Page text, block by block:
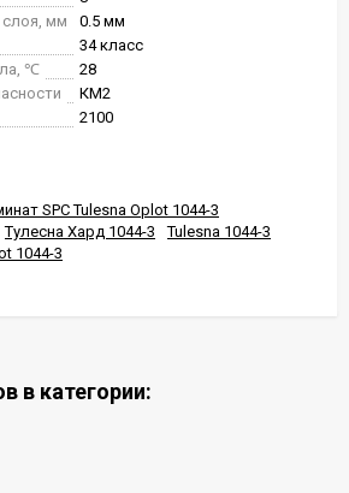
мм
0.5 мм
34 класс
℃
28
КМ2
2100
SPC Tulesna Oplot 1044-3
Тулесна Хард 1044-3
Tulesna 1044-3
1044-3
в категории: